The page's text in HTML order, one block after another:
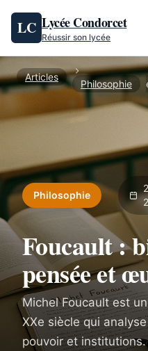
Aller au contenu
LC Lycée Condorcet
Réussir son lycée
Articles
Philosophie
Philosophie
Foucault :
pensée et
Michel Foucault est
XXe siècle qui
pouvoir et